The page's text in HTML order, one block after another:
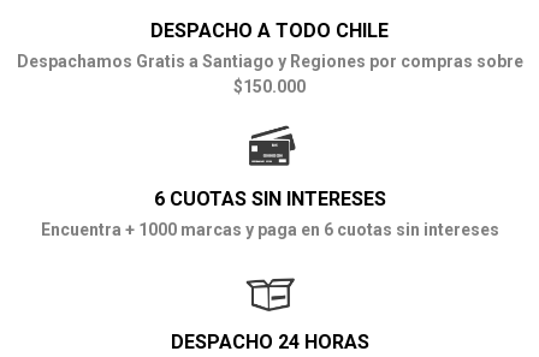
DESPACHO A TODO CHILE
Despachamos Gratis a Santiago y Regiones por compras sobre
$150.000
6 CUOTAS SIN INTERESES
Encuentra + 1000 marcas y paga en 6 cuotas sin intereses
DESPACHO 24 HORAS